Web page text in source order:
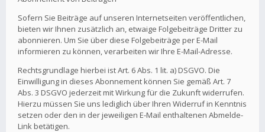
Sofern Sie Beiträge auf unseren Internetseiten veröffentlichen,
bieten wir Ihnen zusätzlich an, etwaige Folgebeiträge Dritter zu
abonnieren. Um Sie über diese Folgebeiträge per E-Mail
informieren zu können, verarbeiten wir Ihre E-Mail-Adresse.
Rechtsgrundlage hierbei ist Art. 6 Abs. 1 lit. a) DSGVO. Die
Einwilligung in dieses Abonnement können Sie gemäß Art. 7
Abs. 3 DSGVO jederzeit mit Wirkung für die Zukunft widerrufen.
Hierzu müssen Sie uns lediglich über Ihren Widerruf in Kenntnis
setzen oder den in der jeweiligen E-Mail enthaltenen Abmelde-
Link betätigen.